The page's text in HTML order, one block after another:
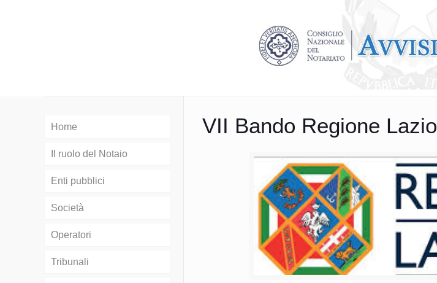
VII Bando Regione Lazio
Home
Il ruolo del Notaio
Enti pubblici
Società
Operatori
Tribunali